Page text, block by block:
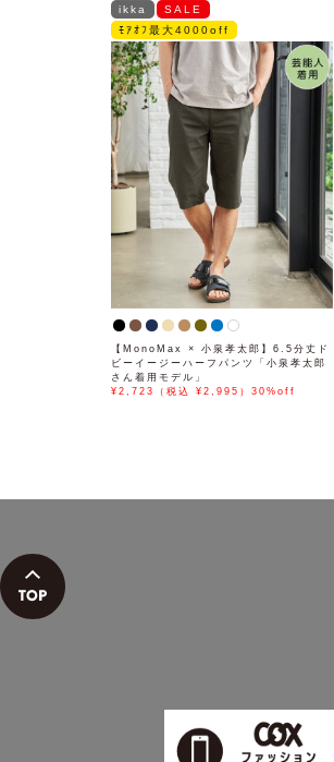
ikka
SALE
ﾓｱｵﾌ最大4000off
【MonoMax × 小泉孝太郎】6.5分丈ド
ビーイージーハーフパンツ「小泉孝太郎
さん着用モデル」
¥2,723（税込 ¥2,995）30%off